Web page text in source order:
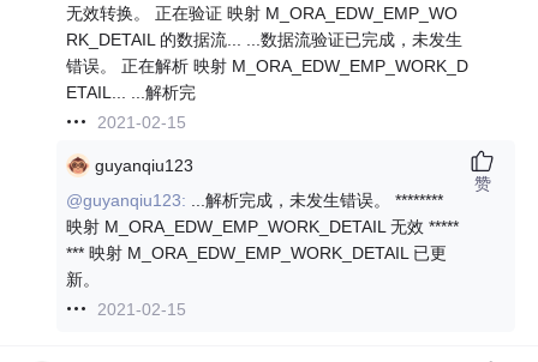
无效转换。 正在验证 映射 M_ORA_EDW_EMP_WO
RK_DETAIL 的数据流... ...数据流验证已完成，未发生
错误。 正在解析 映射 M_ORA_EDW_EMP_WORK_D
ETAIL... ...解析完
2021-02-15
guyanqiu123
@guyanqiu123:
...解析完成，未发生错误。 ********
映射 M_ORA_EDW_EMP_WORK_DETAIL 无效 *****
*** 映射 M_ORA_EDW_EMP_WORK_DETAIL 已更
新。
2021-02-15
赞